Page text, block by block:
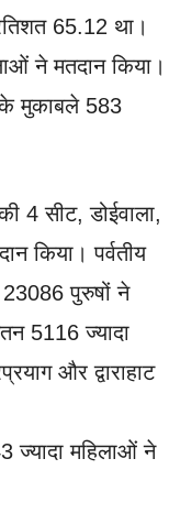
65.12 था।
ने मतदान किया।
के मुकाबले 583
4 सीट, डोईवाला,
किया। पर्वतीय
पुरुषों ने
5116 ज्यादा
और द्वाराहाट
ज्यादा महिलाओं ने